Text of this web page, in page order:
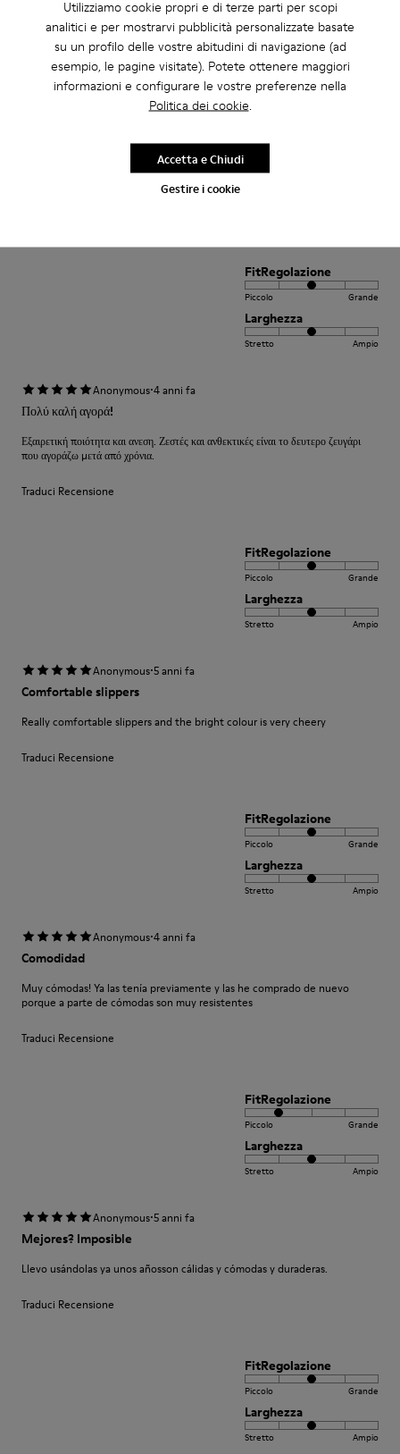
Utilizziamo cookie propri e di terze parti per scopi
analitici e per mostrarvi pubblicità personalizzate basate
su un profilo delle vostre abitudini di navigazione (ad
esempio, le pagine visitate). Potete ottenere maggiori
informazioni e configurare le vostre preferenze nella
Politica dei cookie.
Gestire i cookie
Accetta e Chiudi
FitRegolazione
Piccolo Grande
Larghezza
Pesan poco buen agarre diseño alegre. Ideales para teletrabajo con estilo
FitRegolazione
Piccolo Grande
Larghezza
Stretto Ampio
Anonymous·4 anni fa
Πολύ καλή αγορά!
Εξαιρετική ποιότητα και ανεση. Ζεστές και ανθεκτικές είναι το δευτερο ζευγάρι
που αγοράζω μετά από χρόνια.
Traduci Recensione
FitRegolazione
Piccolo Grande
Larghezza
Stretto Ampio
Anonymous·5 anni fa
Comfortable slippers
Really comfortable slippers and the bright colour is very cheery
Traduci Recensione
FitRegolazione
Piccolo Grande
Larghezza
Stretto Ampio
Anonymous·4 anni fa
Comodidad
Muy cómodas! Ya las tenía previamente y las he comprado de nuevo
porque a parte de cómodas son muy resistentes
Traduci Recensione
FitRegolazione
Piccolo Grande
Larghezza
Stretto Ampio
Anonymous·5 anni fa
Mejores? Imposible
Llevo usándolas ya unos añosson cálidas y cómodas y duraderas.
Traduci Recensione
FitRegolazione
Piccolo Grande
Larghezza
Stretto Ampio